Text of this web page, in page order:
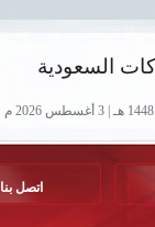
السعودية
اتصل بنا